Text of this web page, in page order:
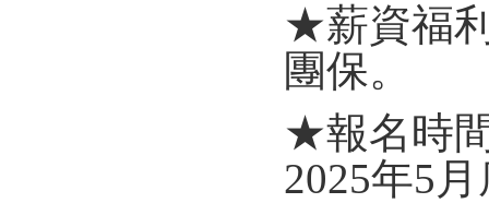
★薪資福
團保。
★報名時
2025年5